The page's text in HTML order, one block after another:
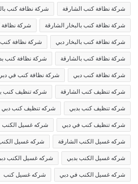
شركة نظافة كنب الشارقة شركة نظافة كنب
شركة نظافة كنب بالبخار الشارقة شركة نظافة
شركة نظافة كنب بالبخار دبي شركة نظافة كنب
شركة نظافة كنب بالشارقة شركة نظافة كنب
شركة نظافة كنب دبي شركة نظافة كنب في
شركه تنظيف كنب الشارقة شركه تنظيف كنب
شركه تنظيف كنب بدبي شركه تنظيف كنب دبي
شركه تنظيف كنب في دبي شركه غسيل الكنب
شركه غسيل الكنب الشارقة شركه غسيل
شركه غسيل الكنب بدبي شركه غسيل الكنب
شركه غسيل الكنب في دبي شركه غسيل كنب